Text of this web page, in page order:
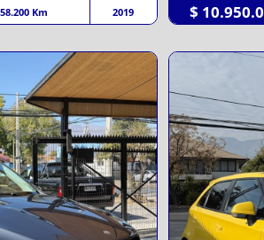
58.200 Km 2019 $